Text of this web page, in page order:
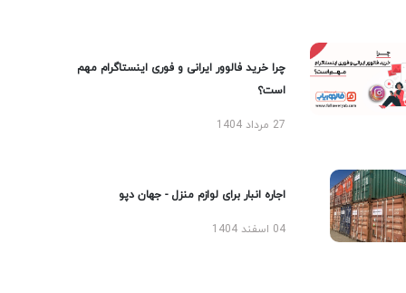
چرا خرید فالوور ایرانی و فوری اینستاگرام مهم
است؟
27 مرداد 1404
اجاره انبار برای لوازم منزل - جهان دپو
04 اسفند 1404